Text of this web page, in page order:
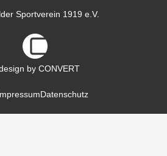
Sportverein 1919 e.V.
by CONVERT
Datenschutz